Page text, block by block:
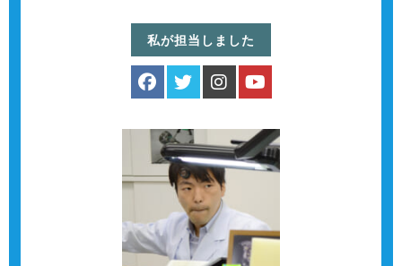
私が担当しました